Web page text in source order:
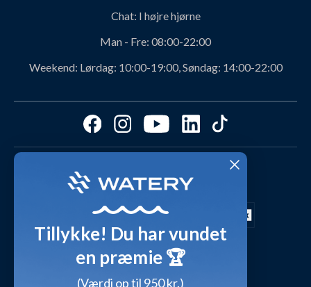
Retur og ombytning
Rabatkoder
Produktanbefalinger fra Watery
Størrelsesguides
Cookies & præferencer
Video studio
Shop outfits fra kunder
Inspirationsunivers
Giv et gavekort
Om Watery produkter
Personerne bag Watery
Svømmeklub-aftaler
Affiliate program
Fordele hos Watery
Kundeanmeldelser
FAQ - Mest stillede spørgsmål
Presse
Waterylife - Guides fra eksperter (Blog)
Chat: I højre hjørne
Man - Fre: 08:00-22:00
Weekend: Lørdag: 10:00-19:00, Søndag: 14:00-22:00
Dag-til-dag levering med
Sikker betaling med
Tillykke! Du har vundet
en præmie 🏆
(Værdi op til 950 kr.)